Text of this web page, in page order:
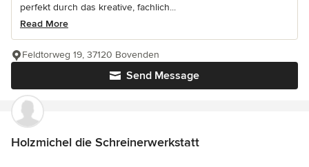
perfekt durch das kreative, fachlich...
Read More
Send Message
Feldtorweg 19, 37120 Bovenden
Holzmichel die Schreinerwerkstatt